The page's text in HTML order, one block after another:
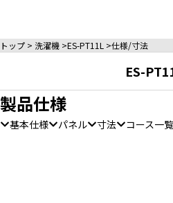
トップ 洗濯機 ES-PT11L 仕様/寸法
ES-
製品仕様
基本仕様 パネル 寸法 コース一覧